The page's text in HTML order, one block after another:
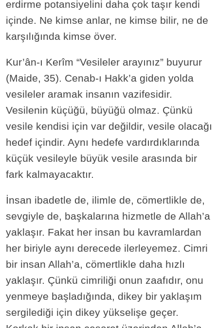
erdirme potansiyelini daha çok taşır kendi
içinde. Ne kimse anlar, ne kimse bilir, ne de
karşılığında kimse över.
Kur’ân-ı Kerîm “Vesileler arayınız” buyurur
(Maide, 35). Cenab-ı Hakk’a giden yolda
vesileler aramak insanın vazifesidir.
Vesilenin küçüğü, büyüğü olmaz. Çünkü
vesile kendisi için var değildir, vesile olacağı
hedef içindir. Aynı hedefe vardırdıklarında
küçük vesileyle büyük vesile arasında bir
fark kalmayacaktır.
İnsan ibadetle de, ilimle de, cömertlikle de,
sevgiyle de, başkalarına hizmetle de Allah’a
yaklaşır. Fakat her insan bu kavramlardan
her biriyle aynı derecede ilerleyemez. Cimri
bir insan Allah’a, cömertlikle daha hızlı
yaklaşır. Çünkü cimriliği onun zaafıdır, onu
yenmeye başladığında, dikey bir yaklaşım
sergilediği için dikey yükselişe geçer.